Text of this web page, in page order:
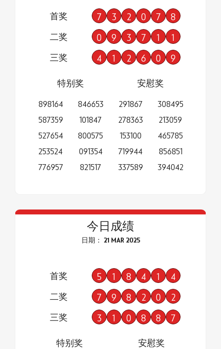
首奖 7 3 2 0 7 8
二奖 0 9 3 7 1 1
三奖 4 1 2 6 0 9
特别奖
898164
587359
527654
253524
776957
846653
101847
800575
091354
821517
安慰奖
291867
278363
153100
719944
337589
308495
213059
465785
856851
394042
今日成绩
日期： 21 MAR 2025
首奖 5 1 8 4 1 4
二奖 7 9 8 2 0 2
三奖 3 1 0 8 8 7
特别奖
安慰奖